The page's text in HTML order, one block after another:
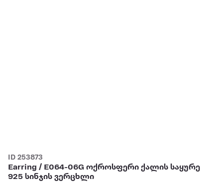
ID 253873
Earring / E064-06G ოქროსფერი ქალის საყურე
925 სინჯის ვერცხლი